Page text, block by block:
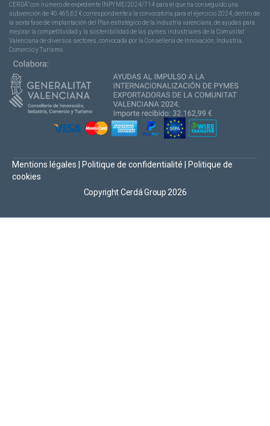
CERDÁ” con número de expediente INPYME/2024/714 para el que ha conseguido una
subvención de 40.465,62 € correspondiente a la convocatoria para el ejercicio 2024, dentro de
la sexta fase de implantación del Plan estratégico de la industria valenciana, de ayudas para
mejorar la competitividad y la sostenibilidad de las pymes industriales de la Comunitat
Valenciana de diversos sectores, convocada por la Conselleria de Innovación, Industria,
Comercio y Turismo.
Copyright Cerdá Group 2026
Mentions légales Politique de confidentialité
Politique de
cookies